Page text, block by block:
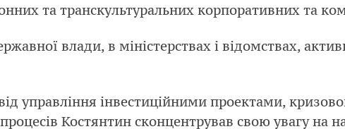
та транскультуральних корпоративних та
влади, в міністерствах і відомствах,
управління інвестиційними проектами,
Костянтин сконцентрував свою увагу на